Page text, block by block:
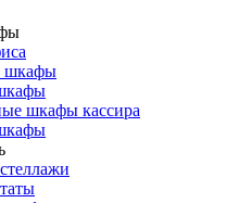
шкафы
шкафы кассира